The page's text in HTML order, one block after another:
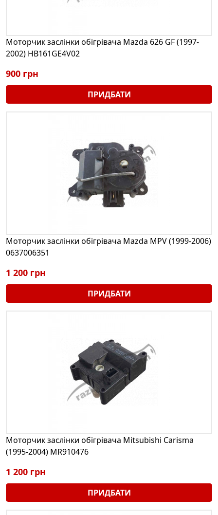
Моторчик заслінки обігрівача Mazda 626 GF (1997-
2002) HB161GE4V02
900 грн
ПРИДБАТИ
Моторчик заслінки обігрівача Mazda MPV (1999-2006)
0637006351
1 200 грн
ПРИДБАТИ
Моторчик заслінки обігрівача Mitsubishi Carisma
(1995-2004) MR910476
1 200 грн
ПРИДБАТИ